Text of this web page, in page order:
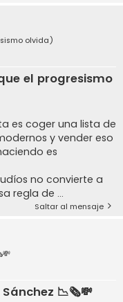
olvida)
el progresismo
es coger una lista de
y vender eso
es
no convierte a
regla de ...
Saltar al mensaje
Sánchez 📉🗞️💸